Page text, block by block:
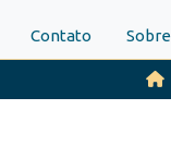
Contato